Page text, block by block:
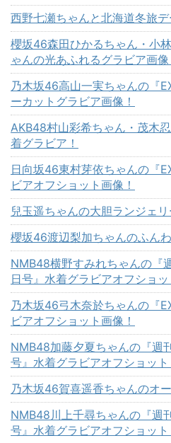
西野七瀬ちゃんと北海道冬旅デ
櫻坂46森田ひかるちゃん・小
ゃんの光あふれるグラビア画像
乃木坂46高山一実ちゃんの『
ーカットグラビア画像！
AKB48村山彩希ちゃん・茂木
着グラビア！
日向坂46東村芽依ちゃんの『
ビアオフショット画像！
兒玉遥ちゃんの大胆ランジェリ
櫻坂46渡辺梨加ちゃんのふん
NMB48横野すみれちゃんの『
日号』水着グラビアオフショッ
乃木坂46弓木奈於ちゃんの『
ビアオフショット画像！
NMB48加藤夕夏ちゃんの『週
号』水着グラビアオフショット
乃木坂46賀喜遥香ちゃんのオ
NMB48川上千尋ちゃんの『週
号』水着グラビアオフショット